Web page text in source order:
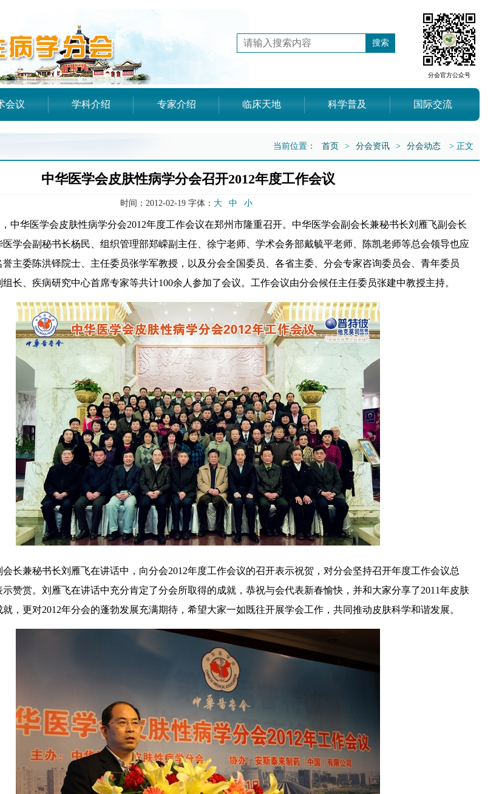
分会官方公众号
会议 学科介绍 专家介绍 临床天地 科学普及 国际交流
当前位置： 首页 > 分会资讯 > 分会动态 > 正文
中华医学会皮肤性病学分会召开2012年度工作会议
时间：2012-02-19 字体： 大 中 小
中华医学会皮肤性病学分会2012年度工作会议在郑州市隆重召开。中华医学会副会长兼秘书长刘雁飞副会长
学会副秘书长杨民、组织管理部郑嵘副主任、徐宁老师、学术会务部戴毓平老师、陈凯老师等总会领导也应
主委陈洪铎院士、主任委员张学军教授，以及分会全国委员、各省主委、分会专家咨询委员会、青年委员
长、疾病研究中心首席专家等共计100余人参加了会议。工作会议由分会候任主任委员张建中教授主持。
兼秘书长刘雁飞在讲话中，向分会2012年度工作会议的召开表示祝贺，对分会坚持召开年度工作会议总
赞赏。刘雁飞在讲话中充分肯定了分会所取得的成就，恭祝与会代表新春愉快，并和大家分享了2011年皮肤
，更对2012年分会的蓬勃发展充满期待，希望大家一如既往开展学会工作，共同推动皮肤科学和谐发展。